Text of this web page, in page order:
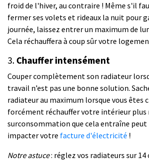
froid de l'hiver, au contraire ! Même s'il
fermer ses volets et rideaux la nuit pour
journée, laissez entrer un maximum de
Cela réchauffera à coup sûr votre
3. Chauffer intensément
Couper complètement son radiateur
travail n’est pas une bonne solution.
radiateur au maximum lorsque vous êtes
forcément réchauffer votre intérieur plus
surconsommation que cela entraîne
impacter votre facture d'électricité !
Notre astuce: réglez vos radiateurs sur 14